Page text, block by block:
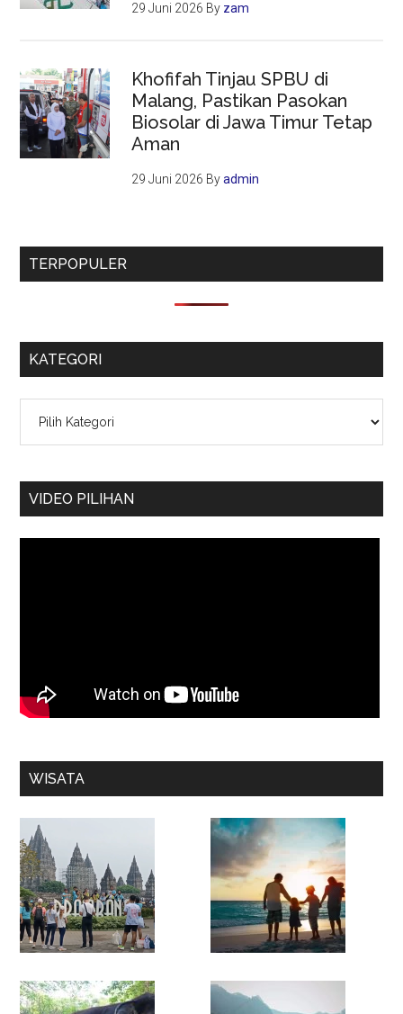
29 Juni 2026 By zam
Khofifah Tinjau SPBU di
Malang, Pastikan Pasokan
Biosolar di Jawa Timur Tetap
Aman
29 Juni 2026 Byadmin
TERPOPULER
KATEGORI
VIDEO PILIHAN
WISATA